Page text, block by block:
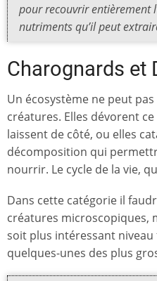
pour recouvrir entièrement
nutriments qu’il peut
Charognards et
Un écosystème ne peut
créatures. Elles dévorent
laissent de côté, ou elles
décomposition qui
nourrir. Le cycle de la vie,
Dans cette catégorie il
créatures microscopiques,
soit plus intéressant
quelques-unes des plus